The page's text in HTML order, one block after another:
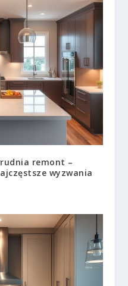
remont –
wyzwania